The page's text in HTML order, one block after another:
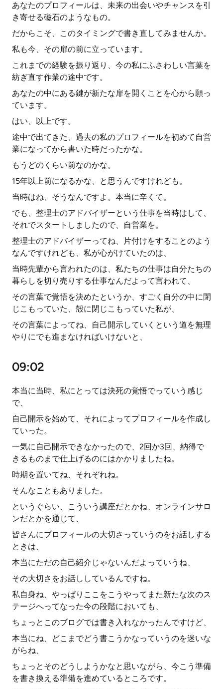
あなたのプロフィールは、未来の出会いやチャンスを引
き寄せる磁石のようなもの。
だからこそ、このタイミングで書き直してみませんか。
私も今、その扉の前に立っています。
これまでの経験を振り返り、今の私にふさわしい言葉を
紡ぎ直す作業の途中です。
あなたの中にある鍵が新たな扉を開くことを心から願っ
ています。
はい、以上です。
途中で出てきた、過去の私のプロフィールを初めて自営
業になってから書いた時だったかな。
もうどのくらい前なのかな。
15年以上前になるかな、と思うんですけれども。
当時はね、そうなんですよ。本当に辛くて。
でも、整理士のアドバイザーという仕事を当時はして、
それでスタートしましたので、自営業を。
整理士のアドバイザーってね、片付けをすることのよう
なんですけれども、私が心がけていたのは、
当時先輩から言われたのは、私たちの仕事は自分たちの
暮らしを切り売りする仕事なんだよって言われて、
その言葉で覚悟を決めたというか、すごく自分の中に閉
じこもっていた、殻に閉じこもっていた私が、
その言葉によってね、自己開示していくという道を無理
やりにでも進まなければいけないと、
09:02
本当に当時、私にとっては決死の覚悟でっていう感じ
で、
自己開示を始めて、それによってプロフィールを作成し
ていった。
一気に自己開示できなかったので、2回か3回、納得で
きるものまで仕上げるのにはかかりましたね。
時期を置いてね、それぞれね。
そんなこともありました。
というぐらい、こういう講座だとかね、オンラインサロ
ンだとかを通じて、
皆さんにプロフィールの大切さっていうのをお話しする
ときは、
本当にただの自己紹介じゃないんだよっていうね、
その大切さをお話ししているんですね。
私自身ね、やっぱりここをこうやってまた新たな次のス
テージへってなった今の段階においても、
ちょっとこのブログでは書き入れなかったんですけど、
本当にね、どこまでどう書こうかなっていうのを迷いな
がらね、
ちょっとそのどうしようかなと思いながら、今こう準備
を書き換える準備を進めているところです。